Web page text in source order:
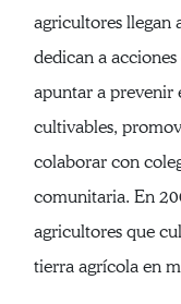
agricultores llegan
dedican a
apuntar a prevenir
cultivables,
colaborar con
comunitaria. En
agricultores que
tierra agrícola en